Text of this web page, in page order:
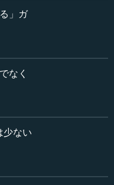
Computingとか、
CPSなど、いろいろ
、目指しているとこ
るコンピューターを相
にある情報とそれら
間をつなげる。そのよ
言葉が共通して持っ
も、いろいろな言葉
ノの中に入れたコンピ
間をつなぐ」ような
いうことになっていま
」ガ
なく
少ない